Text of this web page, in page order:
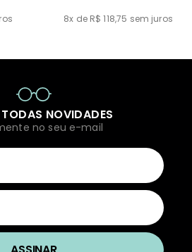
8x de R$ 118,75 sem juros
TODAS NOVIDADES
no seu e-mail